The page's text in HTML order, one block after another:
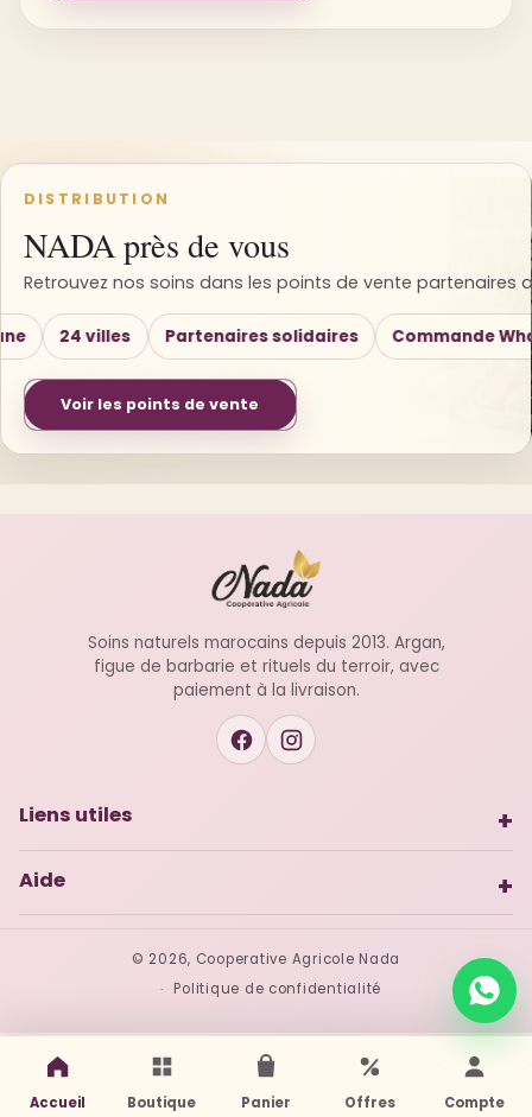
DISTRIBUTION
NADA près de vous
Retrouvez nos soins dans les points de vente partenaires
24 villes Partenaires solidaires Commande
Voir les points de vente
Soins naturels marocains depuis 2013. Argan,
figue de barbarie et rituels du terroir, avec
paiement à la livraison.
Liens utiles
Aide
© 2026, Cooperative Agricole Nada
Politique de confidentialité
Accueil Boutique Panier Offres Compte